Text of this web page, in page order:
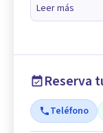
Leer más
Reserva
Teléfono